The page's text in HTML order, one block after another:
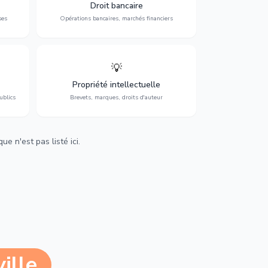
Droit bancaire
Opérations bancaires, marchés financiers
régulation.
💡
Propriété intellectuelle
Brevets, marques, droits d'auteur
Protection de vos créations : brevets,
marques, droits d'auteur et lutte contre la
contrefaçon.
n'est pas listé ici.